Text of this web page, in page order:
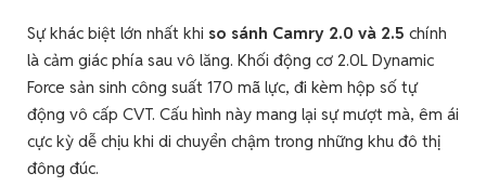
Sự khác biệt lớn nhất khi so sánh Camry 2.0 và 2.5 chính
là cảm giác phía sau vô lăng. Khối động cơ 2.0L Dynamic
Force sản sinh công suất 170 mã lực, đi kèm hộp số tự
động vô cấp CVT. Cấu hình này mang lại sự mượt mà, êm ái
cực kỳ dễ chịu khi di chuyển chậm trong những khu đô thị
đông đúc.